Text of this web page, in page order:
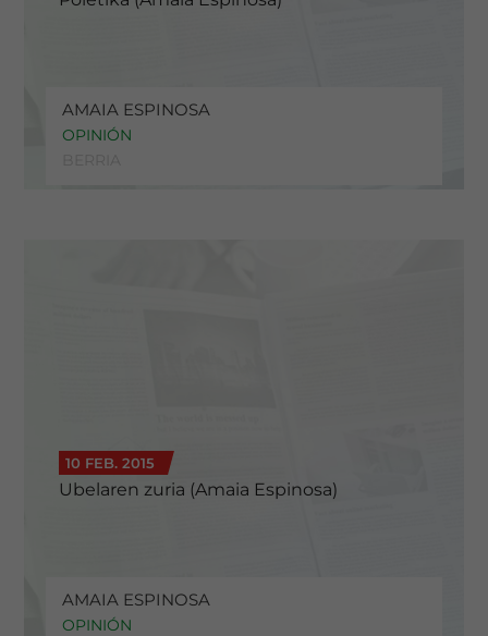
AMAIA ESPINOSA
OPINIÓN
10 FEB. 2015
Ubelaren zuria (Amaia Espinosa)
AMAIA ESPINOSA
OPINIÓN